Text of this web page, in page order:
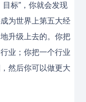
标”，你就会发现
为世界上第五大经
升级上去的。你把
业；你把一个行业
然后你可以做更大